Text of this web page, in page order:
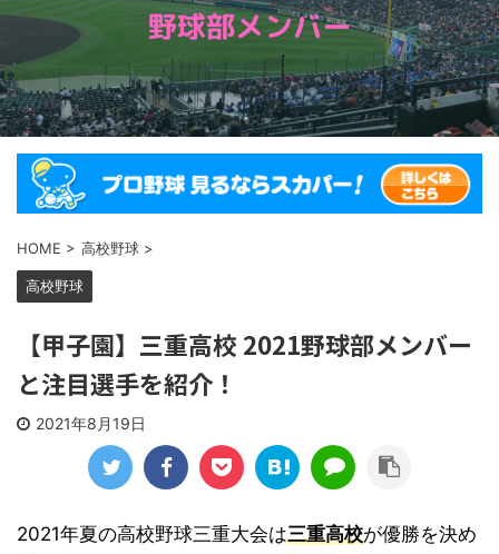
HOME > 高校野球 >
高校野球
【甲子園】三重高校 2021野球部メンバー
と注目選手を紹介！
2021年8月19日
2021年夏の高校野球三重大会は三重高校が優勝を決め